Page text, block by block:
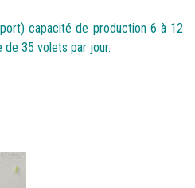
capacité de production 6 à 12
de 35 volets par jour.